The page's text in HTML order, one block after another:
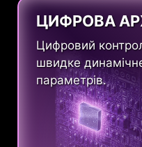
ЦИФРОВА
Цифровий
швидке
параметрів.